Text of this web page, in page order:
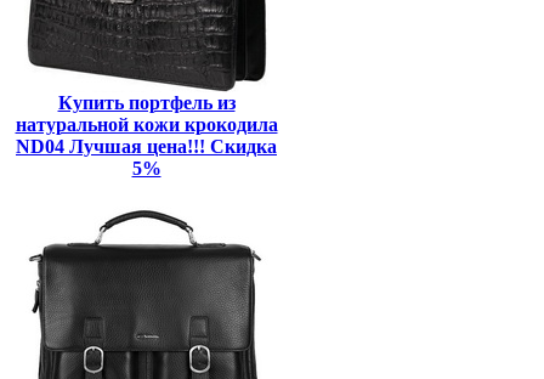
Купить портфель из
натуральной кожи крокодила
ND04 Лучшая цена!!! Скидка
5%